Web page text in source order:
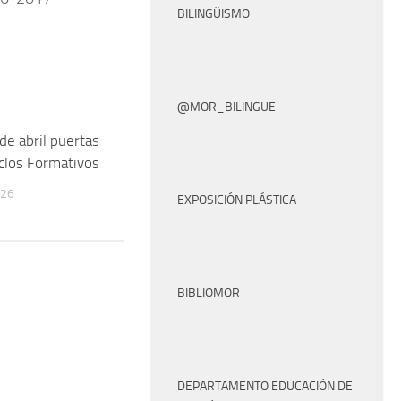
abril puertas
Formativos
BILINGÜISMO
@MOR_BILINGUE
EXPOSICIÓN PLÁSTICA
BIBLIOMOR
DEPARTAMENTO EDUCACIÓN DE